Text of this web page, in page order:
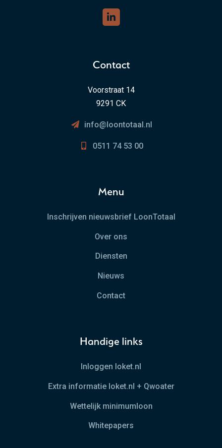
Contact
Voorstraat 14
9291 CK
info@loontotaal.nl
0511 74 53 00
Menu
Inschrijven nieuwsbrief LoonTotaal
Over ons
Diensten
Nieuws
Contact
Handige links
Inloggen loket.nl
Extra informatie loket.nl + Qwoater
Wettelijk minimumloon
Whitepapers